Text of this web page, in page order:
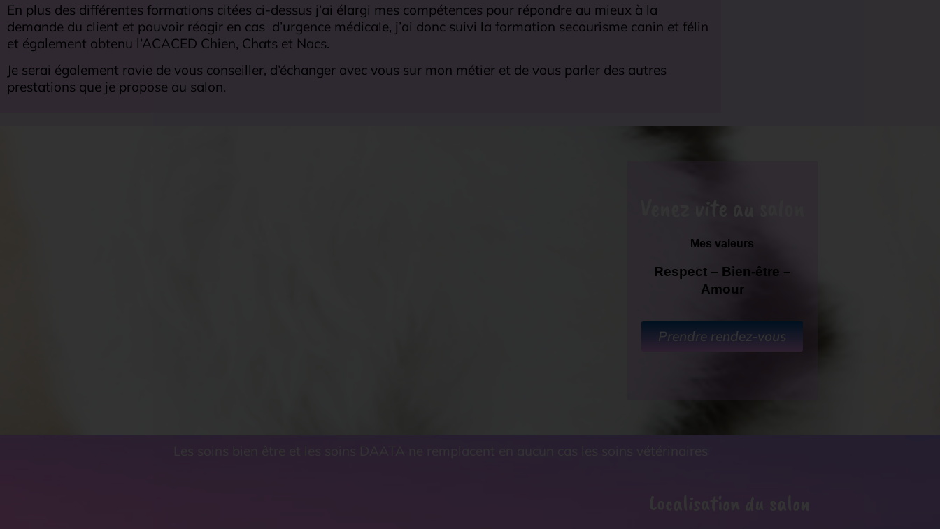
En plus des différentes formations citées ci-dessus j’ai élargi mes compétences pour répondre au mieux à la
demande du client et pouvoir réagir en cas d’urgence médicale, j’ai donc suivi la formation secourisme canin et félin
et également obtenu l’ACACED Chien, Chats et Nacs.
Je serai également ravie de vous conseiller, d’échanger avec vous sur mon métier et de vous parler des autres
prestations que je propose au salon.
Mes valeurs
Respect – Bien-être –
Amour
Prendre rendez-vous